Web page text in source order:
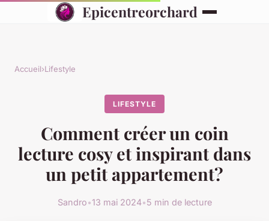
Epicentreorchard
Accueil›Lifestyle
LIFESTYLE
Comment créer un coin
lecture cosy et inspirant dans
un petit appartement?
Sandro•13 mai 2024•5 min de lecture